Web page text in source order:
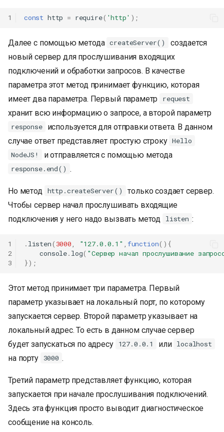
1 const http = require( 'http' );
Далее с помощью метода createServer()
создается
новый сервер для прослушивания входящих
подключений и обработки запросов. В качестве
параметра этот метод принимает функцию, которая
имеет два параметра. Первый параметр
request
хранит всю информацию о запросе, а второй параметр
response
используется для отправки ответа. В данном
случае ответ представляет простую строку Hello
NodeJS!
и отправляется с помощью метода
response.end() .
Но метод http.createServer()
только создает сервер.
Чтобы сервер начал прослушивать входящие
подключения у него надо вызвать метод
listen :
1
2
3
. listen( 3000, "127.0.0.1" , function(){
console. log( "Сервер начал прослушивание
});
Этот метод принимает три параметра. Первый
параметр указывает на локальный порт, по которому
запускается сервер. Второй параметр указывает на
локальный адрес. То есть в данном случае сервер
будет запускаться по адресу
127.0.0.1 или localhost
на порту 3000 .
Третий параметр представляет функцию, которая
запускается при начале прослушивания подключений.
Здесь эта функция просто выводит диагностическое
сообщение на консоль.